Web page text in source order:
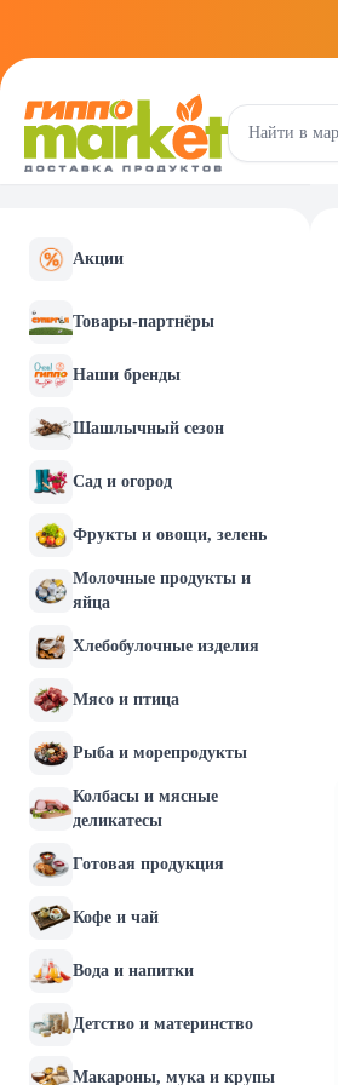
Акции
Товары-партнёры
Наши бренды
Шашлычный сезон
Сад и огород
Фрукты и овощи, зелень
Молочные продукты и
яйца
Хлебобулочные изделия
Мясо и птица
Рыба и морепродукты
Колбасы и мясные
деликатесы
Готовая продукция
Кофе и чай
Вода и напитки
Детство и материнство
Макароны, мука и крупы